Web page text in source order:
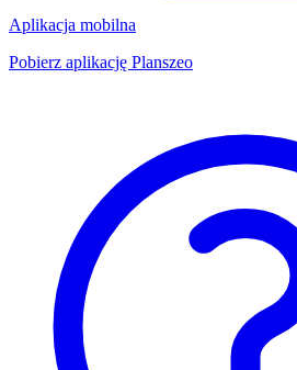
Aplikacja mobilna
Pobierz aplikację Planszeo